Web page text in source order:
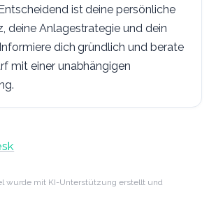
ist deine persönliche
deine Anlagestrategie und dein
dich gründlich und berate
mit einer unabhängigen
wurde mit KI-Unterstützung erstellt und